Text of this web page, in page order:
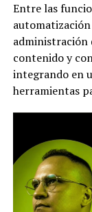
Entre las
administración
contenido y
integrando en
herramientas